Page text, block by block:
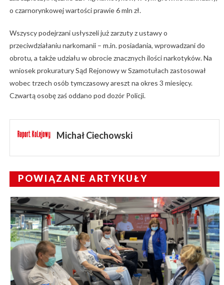
o czarnorynkowej wartości prawie 6 mln zł.
Wszyscy podejrzani usłyszeli już zarzuty z ustawy o
przeciwdziałaniu narkomanii – m.in. posiadania, wprowadzani do
obrotu, a także udziału w obrocie znacznych ilości narkotyków. Na
wniosek prokuratury Sąd Rejonowy w Szamotułach zastosował
wobec trzech osób tymczasowy areszt na okres 3 miesięcy.
Czwartą osobę zaś oddano pod dozór Policji.
Michał Ciechowski
POWIĄZANE ARTYKUŁY